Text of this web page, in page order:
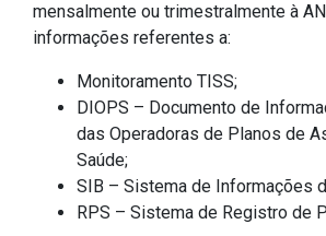
mensalmente ou trimestralmente à
informações referentes a:
Monitoramento TISS;
DIOPS – Documento de
das Operadoras de Planos de
Saúde;
SIB – Sistema de Informações
RPS – Sistema de Registro de